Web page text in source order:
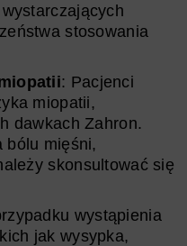
stosowania
: Pacjenci
miopatii,
dawkach Zahron.
bólu mięśni,
skonsultować się
wystąpienia
jak wysypka,